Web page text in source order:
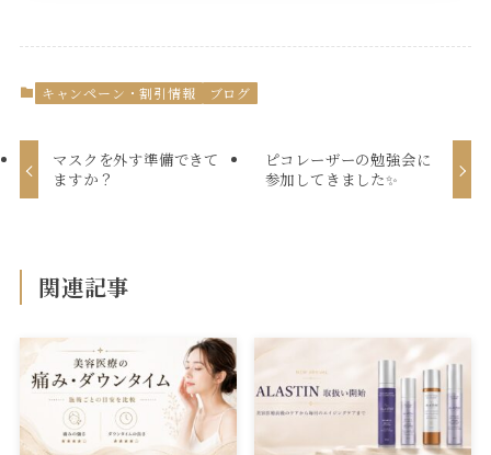
キャンペーン・割引情報 ブログ
マスクを外す準備できて
ますか？
ピコレーザーの勉強会に
参加してきました✨
関連記事